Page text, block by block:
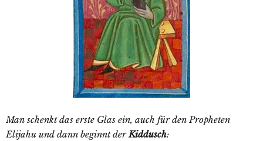
Man schenkt das erste Glas ein, auch für den Propheten
Elijahu und dann beginnt derKiddusch: